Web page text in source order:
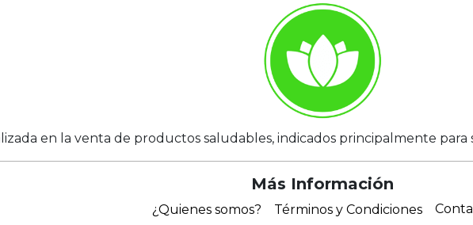
en la venta de productos saludables, indicados principalmente
Más Información
¿Quienes somos? Términos y Condiciones